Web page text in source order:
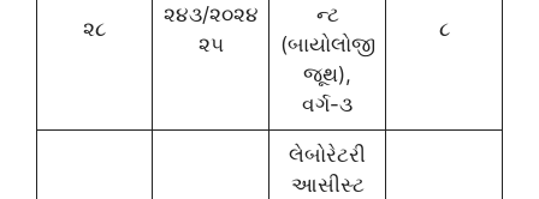
૨૮
૨૪૩/૨૦૨૪
૨૫
ન્ટ
(બાયોલોજી
જૂથ),
વર્ગ-૩
૮
લેબોરેટરી
આસીસ્ટ